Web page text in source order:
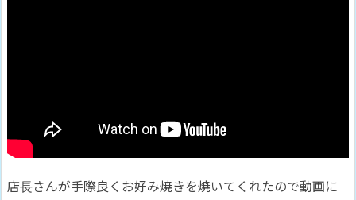
店長さんが手際良くお好み焼きを焼いてくれたので動画に